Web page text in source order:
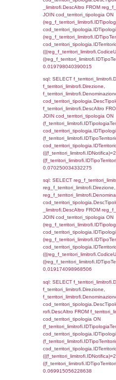
sql: SELECT
reg_f_confini
el_province
sql: SELECT
SEPARATOR
executionMS:
sql: SELECT
ON